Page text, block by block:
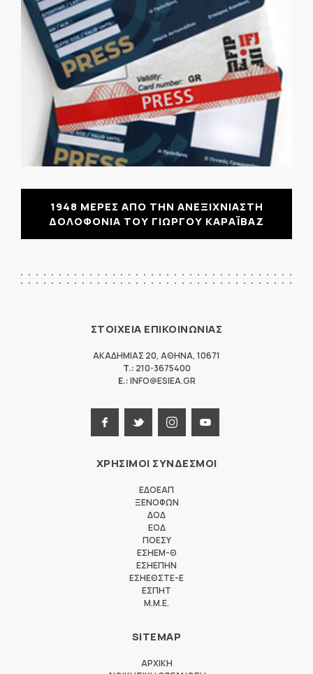
1948 ΜΕΡΕΣ ΑΠΟ ΤΗΝ ΑΝΕΞΙΧΝΙΑΣΤΗ
ΔΟΛΟΦΟΝΙΑ ΤΟΥ ΓΙΩΡΓΟΥ ΚΑΡΑΪΒΑΖ
ΣΤΟΙΧΕΙΑ ΕΠΙΚΟΙΝΩΝΙΑΣ
ΑΚΑΔΗΜΙΑΣ 20, ΑΘΗΝΑ, 10671
T.: 210-3675400
E.:INFO@ESIEA.GR
ΧΡΗΣΙΜΟΙ ΣΥΝΔΕΣΜΟΙ
ΕΔΟΕΑΠ
ΞΕΝΟΦΩΝ
ΔΟΔ
ΕΟΔ
ΠΟΕΣΥ
ΕΣΗΕΜ-Θ
ΕΣΗΕΠΗΝ
ΕΣΗΕΘΣΤΕ-Ε
ΕΣΠΗΤ
M.M.E.
SITEMAP
ΑΡΧΙΚΗ